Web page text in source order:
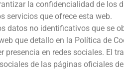
la confidencialidad de los
servicios que ofrece esta web.
datos no identificativos que se
que detallo en la Política de
presencia en redes sociales. El
de las páginas oficiales